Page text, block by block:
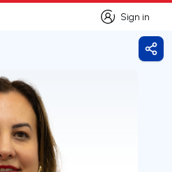
Sign in
Sign in